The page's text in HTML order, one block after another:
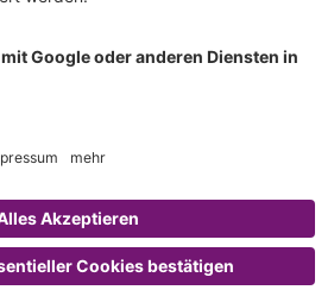
ISO 9001 Zertifikat